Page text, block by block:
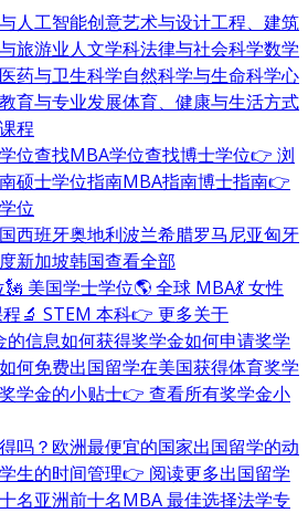
人工智能创意艺术与设计工程、建筑
旅游业人文学科法律与社会科学数学
医药与卫生科学自然科学与生命科学心
育与专业发展体育、健康与生活方式
程
位查找MBA学位查找博士学位👉 浏
硕士学位指南MBA指南博士指南👉
位
西班牙奥地利波兰希腊罗马尼亚匈牙
新加坡韩国查看全部
🗽 美国学士学位🌎 全球 MBA💃 女性
🔬 STEM 本科👉 更多关于
的信息如何获得奖学金如何申请奖学
如何免费出国留学在美国获得体育奖学
学金的小贴士👉 查看所有奖学金小
吗？ 欧洲最便宜的国家出国留学的动
学生的时间管理👉 阅读更多出国留学
名亚洲前十名MBA 最佳选择法学专